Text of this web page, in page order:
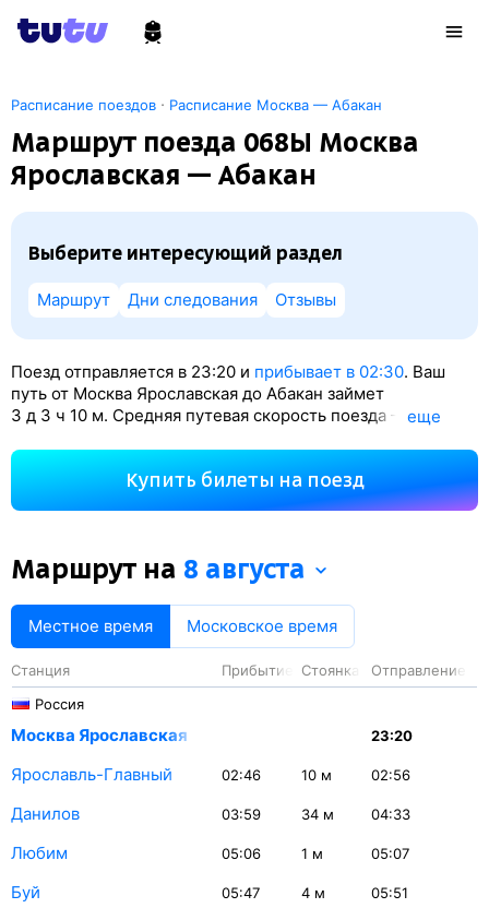
Расписание поездов · Расписание Москва — Абакан
Маршрут поезда 068Ы Москва
Ярославская — Абакан
Выберите интересующий раздел
Маршрут Дни следования Отзывы
Поезд отправляется в 23:20 и прибывает в 02:30. Ваш
путь от Москва Ярославская до Абакан займет
3 д 3 ч 10 м. Средняя путевая скорость поезда — 58 км/ч.
4380 км. На этом маршруте будет 64 остановки. Самая
продолжительная стоянка поезда на станции Ачинск-1 —
81 минута.
eще
Купить билеты на поезд
Маршрут на 8 августа
Местное время Московское время
Станция Прибытие Стоянка
Отправление
Россия
Москва Ярославская 23:20
Ярославль-Главный 02:46 10 м 02:56
Данилов 03:59 34 м 04:33
Любим 05:06 1 м 05:07
Буй 05:47 4 м 05:51